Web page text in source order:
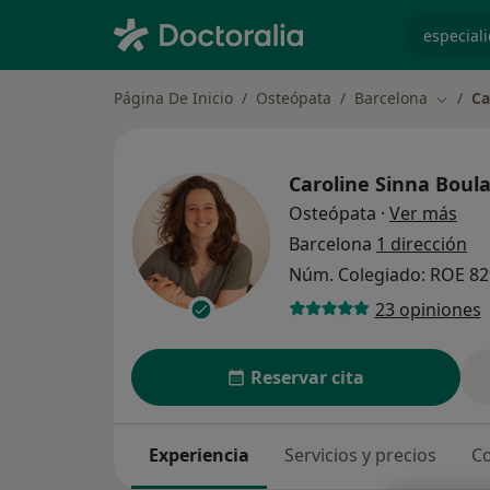
Página De Inicio Osteópata Barcelona
Caroline Sinna
Osteópata · Ver más
Barcelona 1 dirección
Núm. Colegiado: ROE
23 opiniones
Reservar cita
Experiencia Servicios y precios